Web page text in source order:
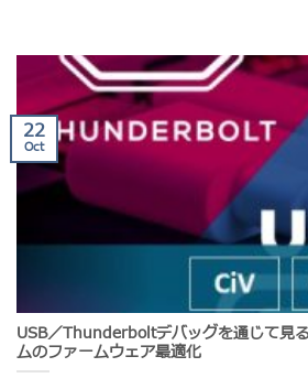
USB／Thunderboltデバッグを通じて見
ムのファームウェア最適化
22
Oct